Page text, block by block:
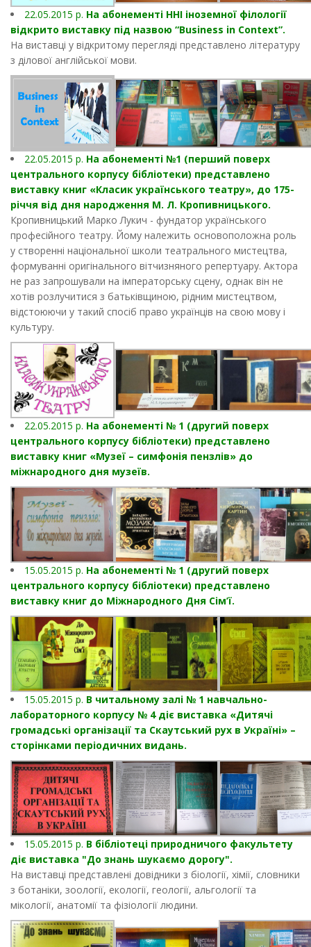
22.05.2015 р. На абонементі ННІ іноземної філології
відкрито виставку під назвою “Business in Context”.
На виставці у відкритому перегляді представлено літературу
з ділової англійської мови.
22.05.2015 р. На абонементі №1 (перший поверх
центрального корпусу бібліотеки) представлено
виставку книг «Класик українського театру», до 175-
річчя від дня народження М. Л. Кропивницького.
Кропивницький Марко Лукич - фундатор українського
професійного театру. Йому належить основоположна роль
у створенні національної школи театрального мистецтва,
формуванні оригінального вітчизняного репертуару. Актора
не раз запрошували на імператорську сцену, однак він не
хотів розлучитися з батьківщиною, рідним мистецтвом,
відстоюючи у такий спосіб право українців на свою мову і
культуру.
22.05.2015 р. На абонементі № 1 (другий поверх
центрального корпусу бібліотеки) представлено
виставку книг «Музеї – симфонія пензлів» до
міжнародного дня музеїв.
15.05.2015 р. На абонементі № 1 (другий поверх
центрального корпусу бібліотеки) представлено
виставку книг до Міжнародного Дня Сім’ї.
15.05.2015 р. В читальному залі № 1 навчально-
лабораторного корпусу № 4 діє виставка «Дитячі
громадські організації та Скаутський рух в Україні» –
сторінками періодичних видань.
15.05.2015 р. В бібліотеці природничого факультету
діє виставка "До знань шукаємо дорогу".
На виставці представлені довідники з біології, хімії, словники
з ботаніки, зоології, екології, геології, альгології та
мікології, анатомії та фізіології людини.